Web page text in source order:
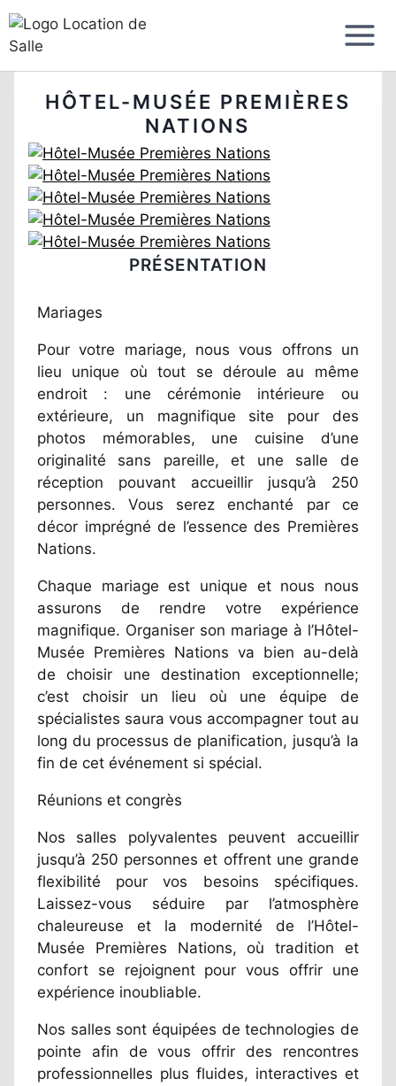
Aller
au
contenu
HÔTEL-MUSÉE PREMIÈRES
NATIONS
PRÉSENTATION
Mariages
Pour votre mariage, nous vous offrons un
lieu unique où tout se déroule au même
endroit : une cérémonie intérieure ou
extérieure, un magnifique site pour des
photos mémorables, une cuisine d’une
originalité sans pareille, et une salle de
réception pouvant accueillir jusqu’à 250
personnes. Vous serez enchanté par ce
décor imprégné de l’essence des Premières
Nations.
Chaque mariage est unique et nous nous
assurons de rendre votre expérience
magnifique. Organiser son mariage à l’Hôtel-
Musée Premières Nations va bien au-delà
de choisir une destination exceptionnelle;
c’est choisir un lieu où une équipe de
spécialistes saura vous accompagner tout au
long du processus de planification, jusqu’à la
fin de cet événement si spécial.
Réunions et congrès
Nos salles polyvalentes peuvent accueillir
jusqu’à 250 personnes et offrent une grande
flexibilité pour vos besoins spécifiques.
Laissez-vous séduire par l’atmosphère
chaleureuse et la modernité de l’Hôtel-
Musée Premières Nations, où tradition et
confort se rejoignent pour vous offrir une
expérience inoubliable.
Nos salles sont équipées de technologies de
pointe afin de vous offrir des rencontres
professionnelles plus fluides, interactives et